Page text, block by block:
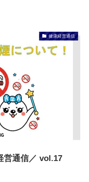
健康経営通信
営通信／ vol.17